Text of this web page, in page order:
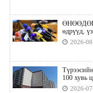
ӨНӨӨДӨР:
өдрүүд,
2026-
100 хувь
2026-